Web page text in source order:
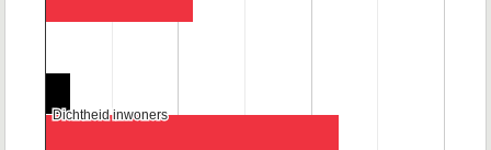
Dichtheid inwoners
Dichtheid inwoners